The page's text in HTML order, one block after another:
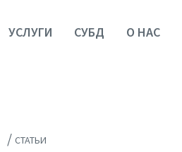
УСЛУГИ СУБД О НАС
/ СТАТЬИ